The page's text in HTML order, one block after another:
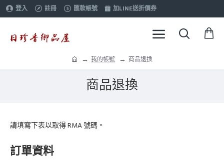
登入 註冊 匯款帳號 加LINE送折價券
我的帳號 商品退換
商品退換
請填寫下表以取得 RMA 號碼。
訂單資料